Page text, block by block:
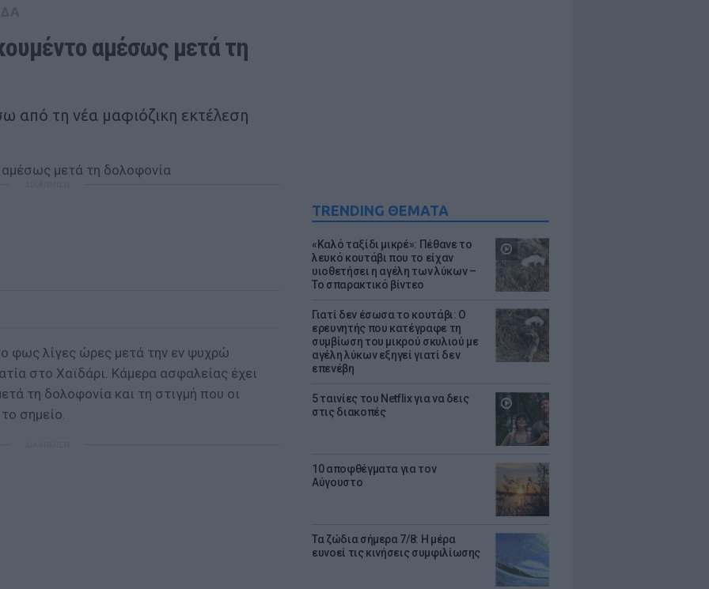
TRENDING ΘΕΜΑΤΑ
«Καλό ταξίδι μικρέ»: Πέθανε το
λευκό κουτάβι που το είχαν
υιοθετήσει η αγέλη των λύκων –
Το σπαρακτικό βίντεο
Γιατί δεν έσωσα το κουτάβι: Ο
ερευνητής που κατέγραφε τη
συμβίωση του μικρού σκυλιού με
αγέλη λύκων εξηγεί γιατί δεν
επενέβη
5 ταινίες του Netflix για να δεις
στις διακοπές
10 αποφθέγματα για τον
Αύγουστο
Τα ζώδια σήμερα 7/8: Η μέρα
ευνοεί τις κινήσεις συμφιλίωσης
αμέσως μετά τη
από τη νέα μαφιόζικη εκτέλεση
φως λίγες ώρες μετά την εν ψυχρώ
στο Χαϊδάρι. Κάμερα ασφαλείας έχει
τη δολοφονία και τη στιγμή που οι
σημείο.